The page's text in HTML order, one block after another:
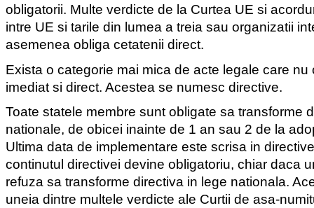
obligatorii. Multe verdicte de la Curtea UE si
intre UE si tarile din lumea a treia sau organizatii
asemenea obliga cetatenii direct.
Exista o categorie mai mica de acte legale care nu
imediat si direct. Acestea se numesc directive.
Toate statele membre sunt obligate sa transforme
nationale, de obicei inainte de 1 an sau 2 de la
Ultima data de implementare este scrisa in
continutul directivei devine obligatoriu, chiar daca
refuza sa transforme directiva in lege nationala.
uneia dintre multele verdicte ale Curtii de asa-